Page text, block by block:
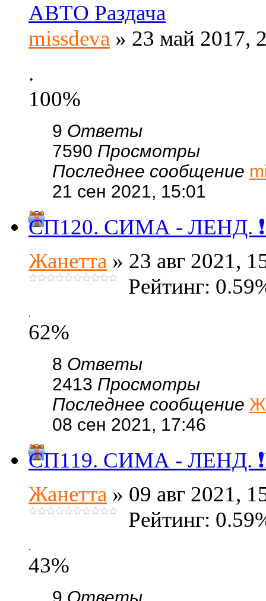
АВТО Раздача
missdeva » 23 май 2017,
.
100%
9 Ответы
7590 Просмотры
Последнее сообщение
21 сен 2021, 15:01
СП120. СИМА - ЛЕНД.
Жанетта » 23 авг 2021,
Рейтинг:
.
62%
8 Ответы
2413 Просмотры
Последнее сообщение
08 сен 2021, 17:46
СП119. СИМА - ЛЕНД.
Жанетта » 09 авг 2021,
Рейтинг:
.
43%